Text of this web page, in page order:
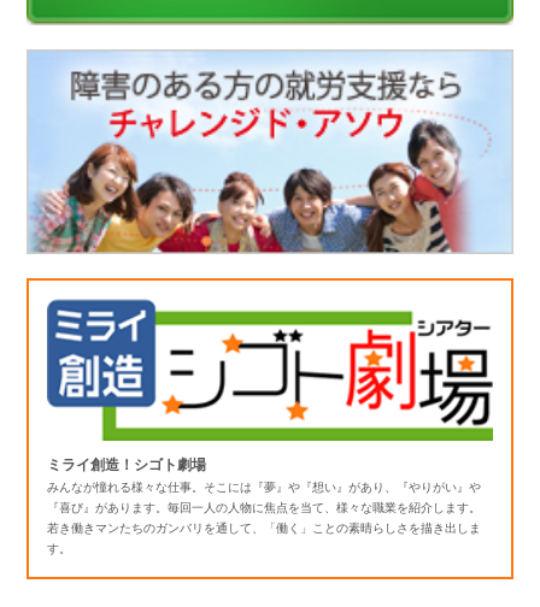
ミライ創造！シゴト劇場
みんなが憧れる様々な仕事。そこには『夢』や『想い』があり、『やりがい』や
『喜び』があります。毎回一人の人物に焦点を当て、様々な職業を紹介します。
若き働きマンたちのガンバリを通して、「働く」ことの素晴らしさを描き出しま
す。